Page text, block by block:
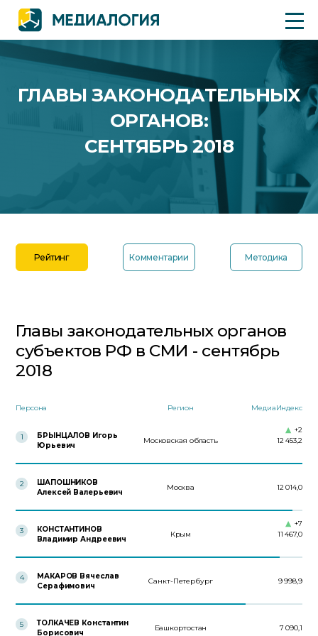
ГЛАВЫ ЗАКОНОДАТЕЛЬНЫХ
ОРГАНОВ:
СЕНТЯБРЬ 2018
Рейтинг Комментарии Методика
Главы законодательных органов
субъектов РФ в СМИ - сентябрь
2018
Персона Регион МедиаИндекс
1
БРЫНЦАЛОВ Игорь
Юрьевич
Московская область 12 453,2
+2
2
ШАПОШНИКОВ
Алексей Валерьевич
Москва 12 014,0
3
КОНСТАНТИНОВ
Владимир Андреевич
Крым 11 467,0
+7
4
МАКАРОВ Вячеслав
Серафимович
Санкт-Петербург 9 998,9
5
ТОЛКАЧЕВ Константин
Борисович
Башкортостан 7 090,1